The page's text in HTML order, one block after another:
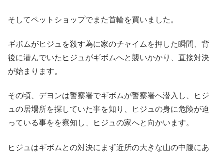
そしてペットショップでまた首輪を買いました。
ギボムがヒジュを殺す為に家のチャイムを押した瞬間、背
後に潜んでいたヒジュがギボムへと襲いかかり、直接対決
が始まります。
その頃、デヨンは警察署でギボムが警察署へ潜入し、ヒジ
ュの居場所を探していた事を知り、ヒジュの身に危険が迫
っている事をを察知し、ヒジュの家へと向かいます。
ヒジュはギボムとの対決にまず近所の大きな山の中腹にあ